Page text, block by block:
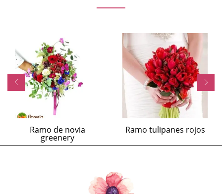
Ramo de novia
greenery
Ramo tulipanes rojos